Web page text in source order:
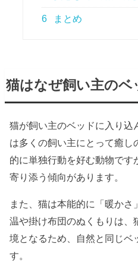
6 まとめ
猫はなぜ飼い主のベ
猫が飼い主のベッドに入り込
は多くの飼い主にとって癒し
的に単独行動を好む動物です
寄り添う傾向があります。
また、猫は本能的に「暖か
温や掛け布団のぬくもりは、
境となるため、自然と同じベ
す。